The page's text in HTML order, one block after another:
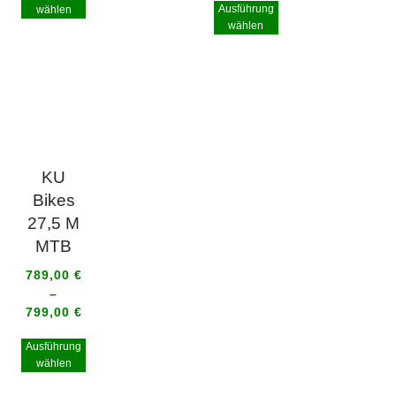
wählen
Ausführung
wählen
KU
Bikes
27,5 M
MTB
789,00 €
–
799,00 €
Ausführung
wählen